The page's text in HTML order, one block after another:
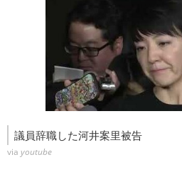
議員辞職した河井案里被告
via youtube